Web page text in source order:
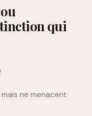
qui
ne menacent